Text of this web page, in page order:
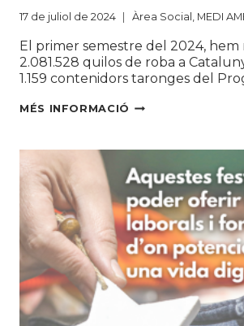
17 de juliol de 2024 Àrea Social , MEDI
El primer semestre del 2024,
2.081.528 quilos de roba a
1.159 contenidors taronges del
MÉS INFORMACIÓ MÉS
DE
ROBA
RECOLLIDA
EN
EL
PRIMER
SEMESTRE
PER
LA
CREACIÓ